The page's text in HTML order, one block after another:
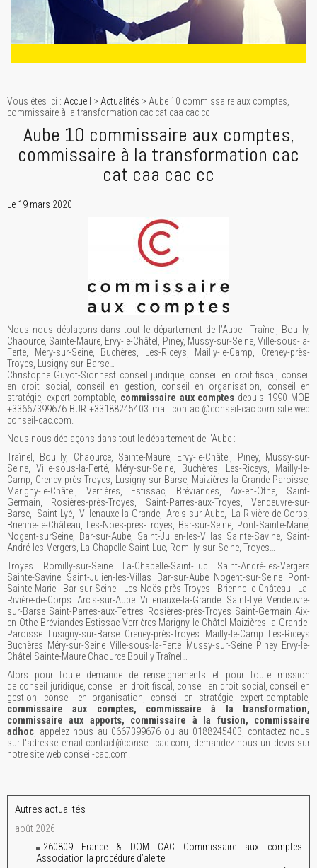
Vous êtes ici : Accueil > Actualités > Aube 10 commissaire aux comptes,
commissaire à la transformation cac cat caa cac cc
Aube 10 commissaire aux comptes,
commissaire à la transformation cac
cat caa cac cc
Le 19 mars 2020
Nous nous déplaçons dans tout le département de l’Aube : Traînel, Bouilly,
Chaource, Sainte-Maure, Ervy-le-Châtel, Piney, Mussy-sur-Seine, Ville-sous-la-
Ferté, Méry-sur-Seine, Buchères, Les-Riceys, Mailly-le-Camp, Creney-près-
Troyes, Lusigny-sur-Barse…
Christophe Guyot-Sionnest conseil juridique, conseil en droit fiscal, conseil
en droit social, conseil en gestion, conseil en organisation, conseil en
stratégie, expert-comptable, commissaire aux comptes depuis 1990 MOB
+33667399676 BUR +33188245403 mail contact@conseil-cac.com site web
conseil-cac.com.
Nous nous déplaçons dans tout le département de l’Aube :
Traînel, Bouilly, Chaource, Sainte-Maure, Ervy-le-Châtel, Piney, Mussy-sur-
Seine, Ville-sous-la-Ferté, Méry-sur-Seine, Buchères, Les-Riceys, Mailly-le-
Camp, Creney-près-Troyes, Lusigny-sur-Barse, Maizières-la-Grande-Paroisse,
Marigny-le-Châtel, Verrières, Estissac, Bréviandes, Aix-en-Othe, Saint-
Germain, Rosières-près-Troyes, Saint-Parres-aux-Troyes, Vendeuvre-sur-
Barse, Saint-Lyé, Villenauxe-la-Grande, Arcis-sur-Aube, La-Rivière-de-Corps,
Brienne-le-Château, Les-Noës-près-Troyes, Bar-sur-Seine, Pont-Sainte-Marie,
Nogent-surSeine, Bar-sur-Aube, Saint-Julien-les-Villas Sainte-Savine, Saint-
André-les-Vergers, La-Chapelle-Saint-Luc, Romilly-sur-Seine, Troyes…
Troyes Romilly-sur-Seine La-Chapelle-Saint-Luc Saint-André-les-Vergers
Sainte-Savine Saint-Julien-les-Villas Bar-sur-Aube Nogent-sur-Seine Pont-
Sainte-Marie Bar-sur-Seine Les-Noës-près-Troyes Brienne-le-Château La-
Rivière-de-Corps Arcis-sur-Aube Villenauxe-la-Grande Saint-Lyé Vendeuvre-
sur-Barse Saint-Parres-aux-Tertres Rosières-près-Troyes Saint-Germain Aix-
en-Othe Bréviandes Estissac Verrières Marigny-le-Châtel Maizières-la-Grande-
Paroisse Lusigny-sur-Barse Creney-près-Troyes Mailly-le-Camp Les-Riceys
Buchères Méry-sur-Seine Ville-sous-la-Ferté Mussy-sur-Seine Piney Ervy-le-
Châtel Sainte-Maure Chaource Bouilly Traînel…
Alors pour toute demande de renseignements et pour toute mission
de conseil juridique, conseil en droit fiscal, conseil en droit social, conseil en
gestion, conseil en organisation, conseil en stratégie, expert-comptable,
commissaire aux comptes, commissaire à la transformation,
commissaire aux apports, commissaire à la fusion, commissaire
adhoc , appelez nous au 0667399676 ou au 0188245403, contactez nous
sur l'adresse email contact@conseil-cac.com, demandez nous un devis sur
notre site web conseil-cac.com.
Autres actualités
août 2026
260809 France & DOM CAC Commissaire aux comptes
Association la procédure d’alerte